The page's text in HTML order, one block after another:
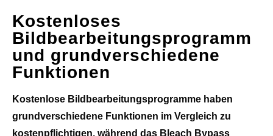
Kostenloses
Bildbearbeitungsprogramm
und grundverschiedene
Funktionen
Kostenlose Bildbearbeitungsprogramme haben
grundverschiedene Funktionen im Vergleich zu
kostenpflichtigen, während das Bleach Bypass